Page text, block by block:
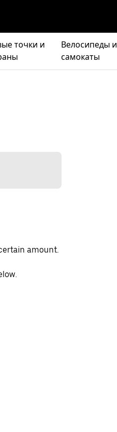
точки и
Велосипеды и
самокаты
amount.